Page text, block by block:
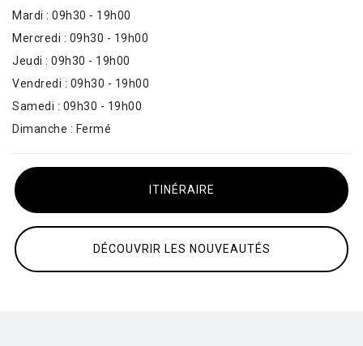
Mardi : 09h30 - 19h00
Mercredi : 09h30 - 19h00
Jeudi : 09h30 - 19h00
Vendredi : 09h30 - 19h00
Samedi : 09h30 - 19h00
Dimanche : Fermé
DÉCOUVRIR LES NOUVEAUTÉS
ITINÉRAIRE